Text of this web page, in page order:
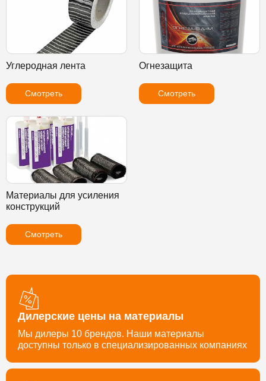
Углеродная лента
Смотреть
Огнезащита
Смотреть
Материалы для усиления
конструкций
Смотреть
Дилерские цены на материалы
Мы дилеры 10 брендов. Наши материалы
доступны только в специализированных компаниях